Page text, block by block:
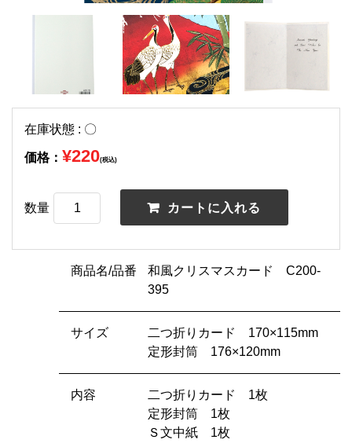
在庫状態 : 〇
価格： ¥220(税込)
数量
商品名/品番
和風クリスマスカード C200-
395
サイズ
二つ折りカード 170×115mm
定形封筒 176×120mm
内容
二つ折りカード 1枚
定形封筒 1枚
Ｓ文中紙 1枚